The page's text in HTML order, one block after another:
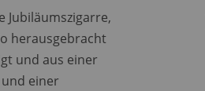
Jubiläumszigarre,
herausgebracht
und aus einer
und einer